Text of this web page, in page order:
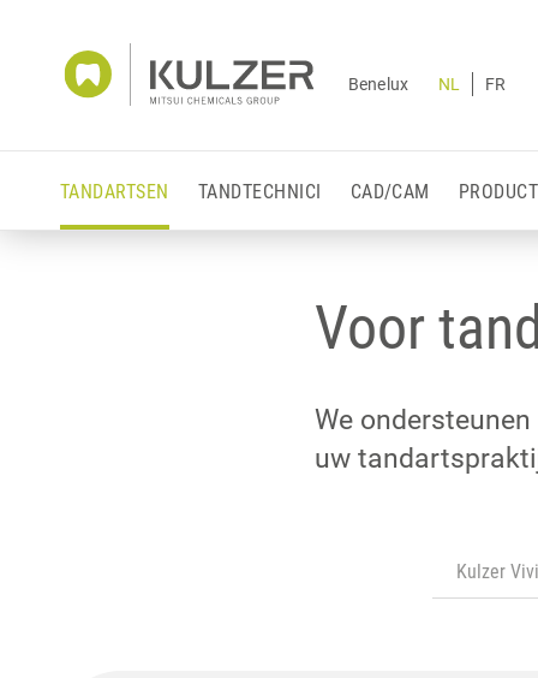
Benelux NL FR
TANDARTSEN TANDTECHNICI CAD/CAM
Voor
We
uw
Kulzer